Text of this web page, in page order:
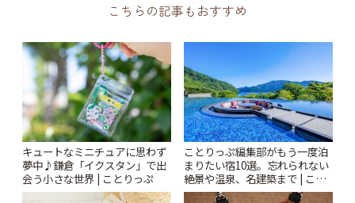
こちらの記事もおすすめ
キュートなミニチュアに思わず
夢中♪鎌倉「イクスタン」で出
会う小さな世界 | ことりっぷ
ことりっぷ編集部がもう一度泊
まりたい宿10選。忘れられない
絶景や温泉、名建築まで | こと
りっぷ